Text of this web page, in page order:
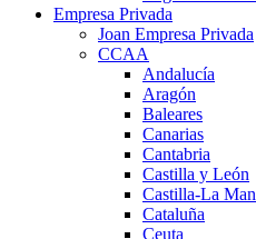
Empresa Privada
Joan Empresa Privada
CCAA
Andalucía
Aragón
Baleares
Canarias
Cantabria
Castilla y León
Castilla-La
Cataluña
Ceuta